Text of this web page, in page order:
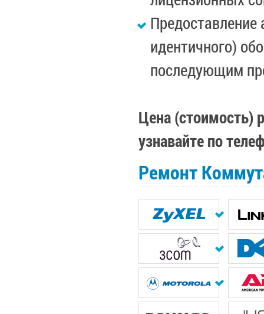
Предоставление
идентичного)
последующим
Цена (стоимость)
узнавайте по
Ремонт